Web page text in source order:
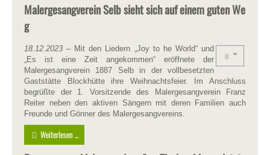
Malergesangverein Selb sieht sich auf einem guten We
g
18.12.2023 – Mit den Liedern „Joy to he World“ und
„Es ist eine Zeit angekommen“ eröffnete der
Malergesangverein 1887 Selb in der vollbesetzten
Gaststätte Blockhütte ihre Weihnachtsfeier. Im Anschluss
begrüßte der 1. Vorsitzende des Malergesangverein Franz
Reiter neben den aktiven Sängern mit deren Familien auch
Freunde und Gönner des Malergesangvereins.
Weiterlesen ...